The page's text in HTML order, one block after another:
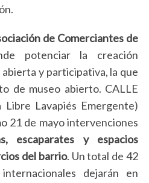
de Comerciantes de
potenciar la creación
y participativa, la que
de museo abierto. CALLE
Lavapiés Emergente)
21 de mayo intervenciones
escaparates y espacios
del barrio. Un total de 42
dejarán en